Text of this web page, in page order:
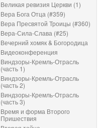
Великая ревизия Церкви (1)
Вера Бога Отца (#359)
Вера Пресвятой Троицы (#360)
Вера-Сила-Слава (#25)
Вечерний хомяк & Богородица
Видеоконференция
Виндзоры-Кремль-Отрасль
(часть 1)
Виндзоры-Кремль-Отрасль
(часть 2)
Виндзоры-Кремль-Отрасль
(часть 3)
Время и форма Второго
Пришествия